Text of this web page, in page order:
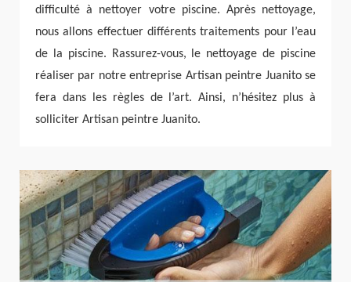
difficulté à nettoyer votre piscine. Après nettoyage,
nous allons effectuer différents traitements pour l’eau
de la piscine. Rassurez-vous, le nettoyage de piscine
réaliser par notre entreprise Artisan peintre Juanito se
fera dans les règles de l’art. Ainsi, n’hésitez plus à
solliciter Artisan peintre Juanito.